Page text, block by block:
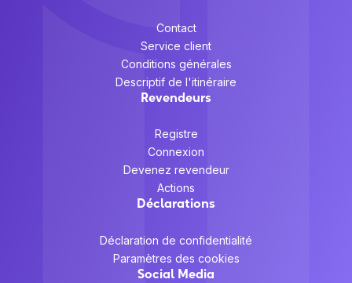
Contact
Service client
Conditions générales
Descriptif de l'itinéraire
Revendeurs
Registre
Connexion
Devenez revendeur
Actions
Déclarations
Déclaration de confidentialité
Paramètres des cookies
Social Media